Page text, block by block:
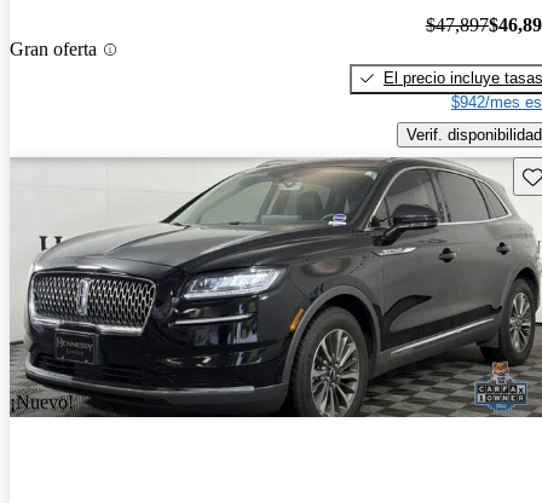
Gran oferta
$47,897
El precio incluye tasas
$942/mes
Verif. disponibilidad
¡Nuevo!